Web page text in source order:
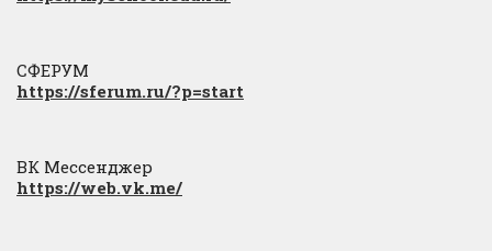
СФЕРУМ
https://sferum.ru/?p=start
ВК Мессенджер
https://web.vk.me/